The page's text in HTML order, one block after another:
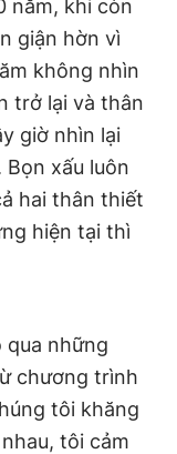
năm, khi còn
giận hờn vì
không nhìn
trở lại và thân
giờ nhìn lại
xấu luôn
hai thân thiết
hiện tại thì
qua những
chương trình
tôi khăng
tôi cảm